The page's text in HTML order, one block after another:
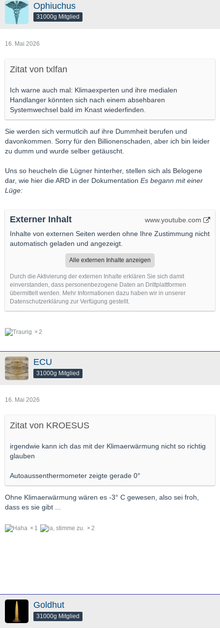
Ophiuchus
31000g Mitglied
16. Mai 2026
Zitat von txlfan
Ich warne auch mal: Klimaexperten und ihre medialen
Handlanger könnten sich nach einem absehbaren
Systemwechsel bald im Knast wiederfinden.
Sie werden sich vermutlcih auf ihre Dummheit berufen und
davonkommen. Sorry für den Billionenschaden, aber ich bin leider
zu dumm und wurde selber getäuscht.
Uns so heucheln die Lügner hinterher, stellen sich als Belogene
dar, wie hier die ARD in der Dokumentation Es begann mit einer
Lüge:
Externer Inhalt
www.youtube.com
Inhalte von externen Seiten werden ohne Ihre Zustimmung nicht
automatisch geladen und angezeigt.
Alle externen Inhalte anzeigen
Durch die Aktivierung der externen Inhalte erklären Sie sich damit
einverstanden, dass personenbezogene Daten an Drittplattformen
übermittelt werden. Mehr Informationen dazu haben wir in unserer
Datenschutzerklärung zur Verfügung gestellt.
2
ECU
31000g Mitglied
16. Mai 2026
Zitat von KROESUS
irgendwie kann ich das mit der Klimaerwärmung nicht so richtig
glauben
Autoaussenthermometer zeigte gerade 0°
Ohne Klimaerwärmung wären es -3° C gewesen, also sei froh,
dass es sie gibt ...
1 2
Goldhut
31000g Mitglied